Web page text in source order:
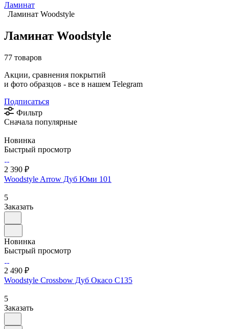
Ламинат
Ламинат Woodstyle
Ламинат Woodstyle
77 товаров
Акции, сравнения покрытий
и фото образцов - все в нашем Telegram
Подписаться
Фильтр
Сначала популярные
Новинка
Быстрый просмотр
2 390 ₽
Woodstyle Arrow Дуб Юми 101
5
Заказать
Новинка
Быстрый просмотр
2 490 ₽
Woodstyle Crossbow Дуб Окасо C135
5
Заказать